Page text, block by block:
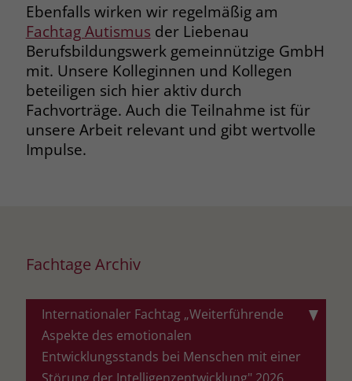
Ebenfalls wirken wir regelmäßig am
Fachtag Autismus der Liebenau
Berufsbildungswerk gemeinnützige GmbH
mit. Unsere Kolleginnen und Kollegen
beteiligen sich hier aktiv durch
Fachvorträge. Auch die Teilnahme ist für
unsere Arbeit relevant und gibt wertvolle
Impulse.
Fachtage Archiv
Internationaler Fachtag „Weiterführende
Aspekte des emotionalen
Entwicklungsstands bei Menschen mit einer
Störung der Intelligenzentwicklung" 2026